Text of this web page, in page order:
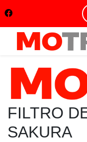
FILTRO
SAKURA